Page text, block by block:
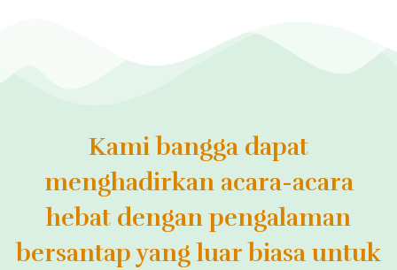
Kami bangga dapat
menghadirkan acara-acara
hebat dengan pengalaman
bersantap yang luar biasa untuk